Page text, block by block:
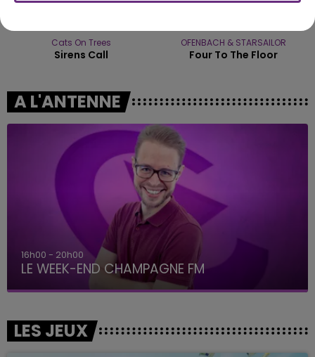
Cats On Trees
Sirens Call
OFENBACH & STARSAILOR
Four To The Floor
A L'ANTENNE
16h00 - 20h00
LE WEEK-END CHAMPAGNE FM
LES JEUX